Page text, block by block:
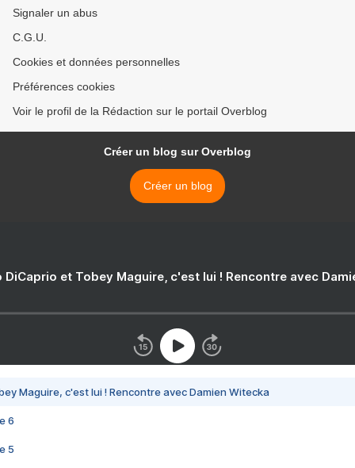
Signaler un abus
C.G.U.
Cookies et données personnelles
Préférences cookies
Voir le profil de la Rédaction sur le portail Overblog
Créer un blog sur Overblog
Créer un blog
DiCaprio et Tobey Maguire, c'est lui ! Rencontre avec
Maguire, c'est lui ! Rencontre avec Damien Witecka
6
5